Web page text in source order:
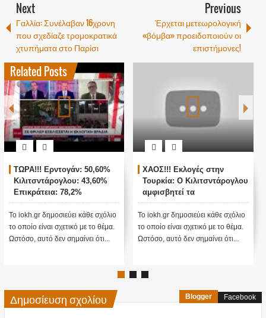
Next
Γαλλία: Συνέλαβαν 16χρονη
που σχεδίαζε τρομοκρατικά
χτυπήματα στο Παρίσι
Previous
Έρχεται μετεωρολογική
«βόμβα» προειδοποιούν οι
επιστήμονες!
Related Posts
ΤΩΡΑ!!! Ερντογάν: 50,60%
Κιλιτσντάρογλου: 43,60%
Επικράτεια: 78,2%
Το iokh.gr δημοσιεύει κάθε σχόλιο
το οποίο είναι σχετικό με το θέμα.
Ωστόσο, αυτό δεν σημαίνει ότι...
ΧΑΟΣ!!! Εκλογές στην
Τουρκία: Ο Κιλιτσντάρογλου
αμφισβητεί τα
αποτελέσματα θα γίνουν
ενστάσεις...
Το iokh.gr δημοσιεύει κάθε σχόλιο
το οποίο είναι σχετικό με το θέμα.
Ωστόσο, αυτό δεν σημαίνει ότι...
Δημοσίευση σχολίου Blogger Facebook